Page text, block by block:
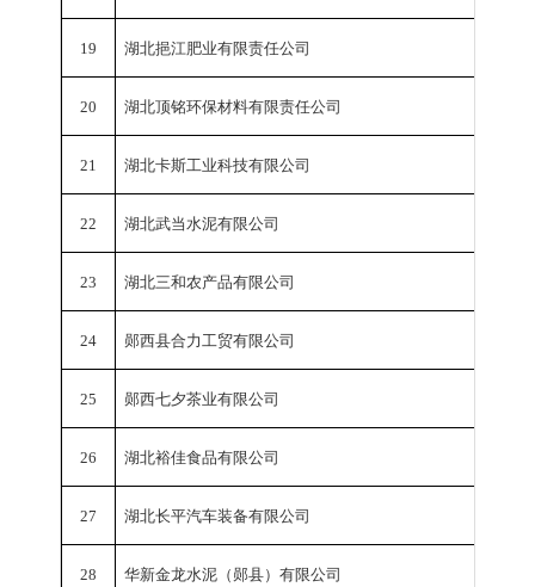
19 湖北挹江肥业有限责任公司
20 湖北顶铭环保材料有限责任公司
21 湖北卡斯工业科技有限公司
22 湖北武当水泥有限公司
23 湖北三和农产品有限公司
24 郧西县合力工贸有限公司
25 郧西七夕茶业有限公司
26 湖北裕佳食品有限公司
27 湖北长平汽车装备有限公司
28 华新金龙水泥（郧县）有限公司